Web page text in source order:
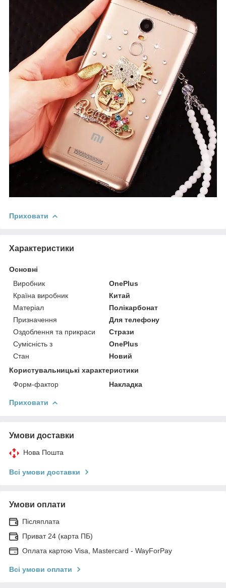
Приховати
Характеристики
Основні
Виробник
OnePlus
Країна виробник
Китай
Матеріал
Полікарбонат
Призначення
Для телефону
Оздоблення та прикраси
Стрази
Сумісність з
OnePlus
Стан
Новий
Користувальницькі характеристики
Форм-фактор
Накладка
Приховати
Умови доставки
Нова Пошта
Всі умови доставки
Умови оплати
Післяплата
Приват 24 (карта ПБ)
Оплата картою Visa, Mastercard - WayForPay
Всі умови оплати